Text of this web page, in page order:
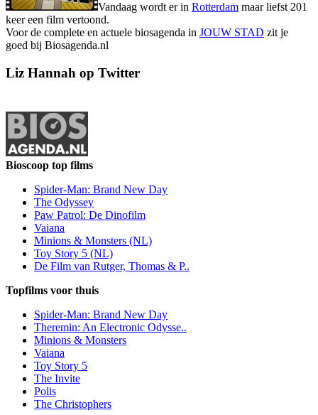
Vandaag wordt er in Rotterdam maar liefst 201
keer een film vertoond.
Voor de complete en actuele biosagenda in JOUW STAD zit je
goed bij Biosagenda.nl
Liz Hannah op Twitter
Bioscoop top films
Spider-Man: Brand New Day
The Odyssey
Paw Patrol: De Dinofilm
Vaiana
Minions & Monsters (NL)
Toy Story 5 (NL)
De Film van Rutger, Thomas & P..
Topfilms voor thuis
Spider-Man: Brand New Day
Theremin: An Electronic Odysse..
Minions & Monsters
Vaiana
Toy Story 5
The Invite
Polis
The Christophers